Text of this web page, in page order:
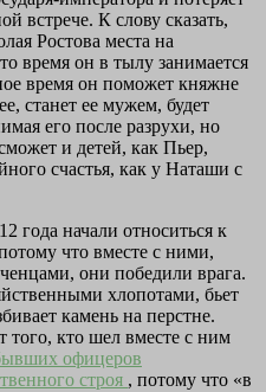
встрече. К слову сказать,
Ростова места на
время он в тылу занимается
время он поможет княжне
станет ее мужем, будет
его после разрухи, но
и детей, как Пьер,
счастья, как у Наташи с
года начали относиться к
что вместе с ними,
они победили врага.
хлопотами, бьет
камень на перстне.
того, кто шел вместе с ним
офицеров
строя , потому что «в